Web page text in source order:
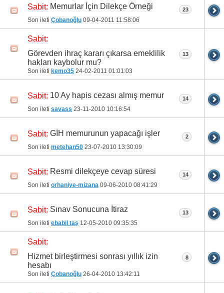
Sabit: Memurlar İçin Dilekçe Örneği
Son ileti Çobanoğlu 09-04-2011 11:58:06
23
Sabit:
Görevden ihraç kararı çıkarsa emeklilik
hakları kaybolur mu?
Son ileti kemo35 24-02-2011 01:01:03
13
Sabit: 10 Ay hapis cezası almış memur
Son ileti savass 23-11-2010 10:16:54
14
Sabit: GİH memurunun yapacağı işler
Son ileti metehan50 23-07-2010 13:30:09
2
Sabit: Resmi dilekçeye cevap süresi
Son ileti orhaniye-mizana 09-06-2010 08:41:29
14
Sabit: Sınav Sonucuna İtiraz
Son ileti ebabil taş 12-05-2010 09:35:35
13
Sabit:
Hizmet birleştirmesi sonrası yıllık izin
hesabı
Son ileti Çobanoğlu 26-04-2010 13:42:11
8